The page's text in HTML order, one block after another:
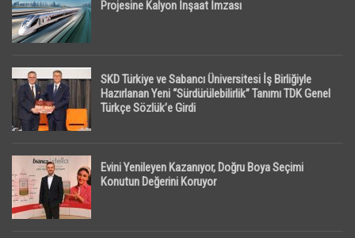
Projesine Kalyon İnşaat İmzası
SKD Türkiye ve Sabancı Üniversitesi İş Birliğiyle
Hazırlanan Yeni “Sürdürülebilirlik” Tanımı TDK Genel
Türkçe Sözlük’e Girdi
Evini Yenileyen Kazanıyor, Doğru Boya Seçimi
Konutun Değerini Koruyor